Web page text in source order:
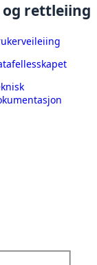
og rettleiing